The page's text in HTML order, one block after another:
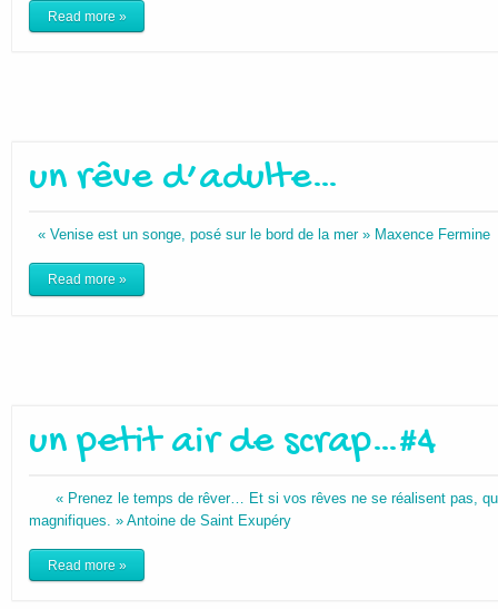
Read more »
un rêve d’adulte…
« Venise est un songe, posé sur le bord de la mer » Maxence Fermine
Read more »
un petit air de scrap…#4
« Prenez le temps de rêver… Et si vos rêves ne se réalisent pas,
magnifiques. » Antoine de Saint Exupéry
Read more »